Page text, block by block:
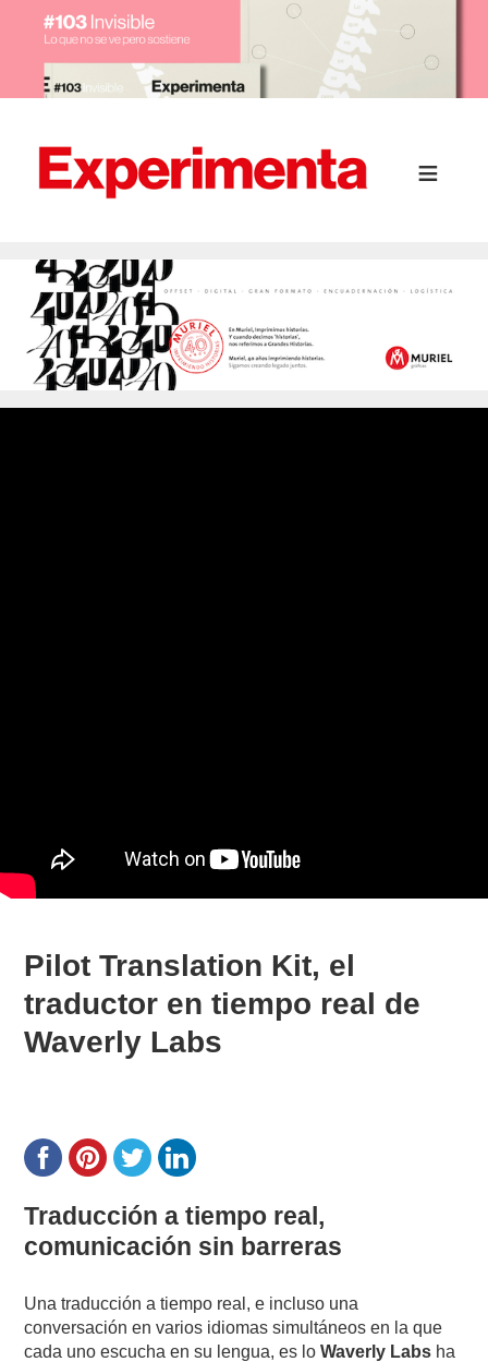
Pilot Translation Kit, el
traductor en tiempo real de
Waverly Labs
Traducción a tiempo real,
comunicación sin barreras
Una traducción a tiempo real, e incluso una
conversación en varios idiomas simultáneos en la que
cada uno escucha en su lengua, es loWaverly Labs ha